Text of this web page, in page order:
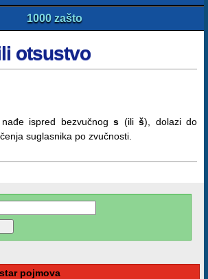
1000 zašto
otsustvo
nađe ispred bezvučnogs (iliš), dolazi do
suglasnika po zvučnosti.
pojmova